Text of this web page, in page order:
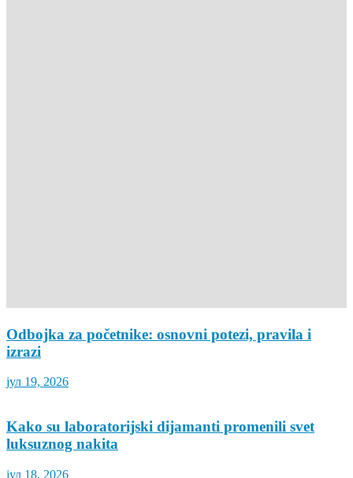
Odbojka za početnike: osnovni potezi, pravila i
izrazi
јул 19, 2026
Kako su laboratorijski dijamanti promenili svet
luksuznog nakita
јул 18, 2026